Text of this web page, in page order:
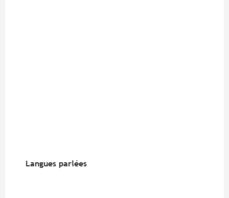
Langues parlées
Langues parlées